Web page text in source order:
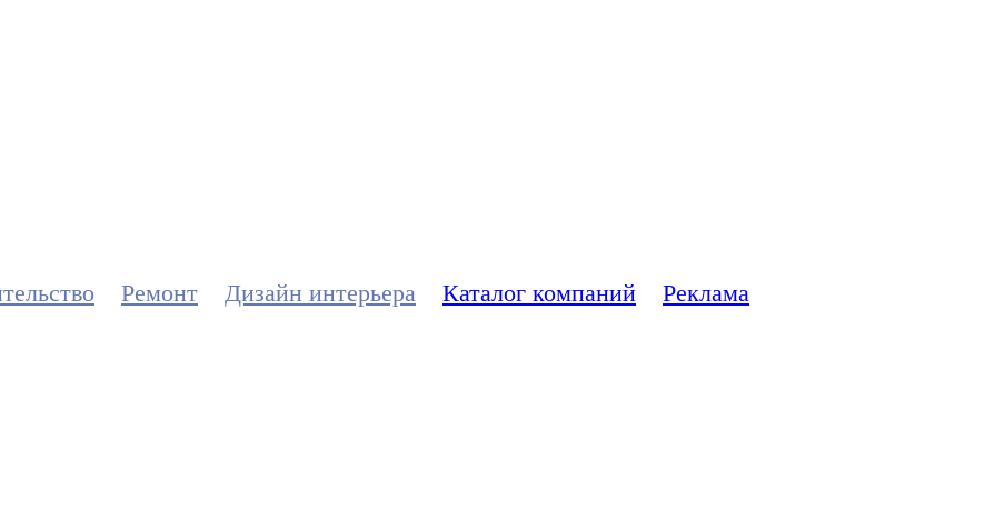
Ремонт Дизайн интерьера Каталог компаний Реклама